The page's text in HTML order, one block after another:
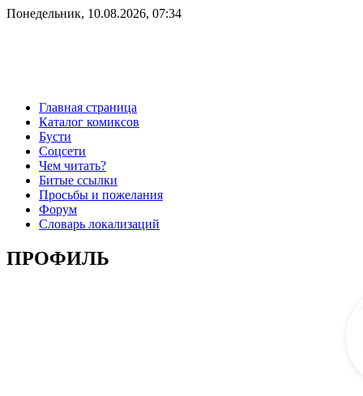
Понедельник, 10.08.2026, 07:34
Главная страница
Каталог комиксов
Бусти
Соцсети
Чем читать?
Битые ссылки
Просьбы и пожелания
Форум
Словарь локализаций
ПРОФИЛЬ